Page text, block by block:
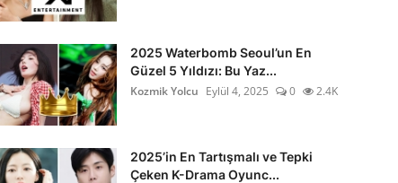
2025 Waterbomb Seoul’un En
Güzel 5 Yıldızı: Bu Yaz...
Kozmik Yolcu Eylül 4, 2025 0 2.4K
2025’in En Tartışmalı ve Tepki
Çeken K-Drama Oyunc...